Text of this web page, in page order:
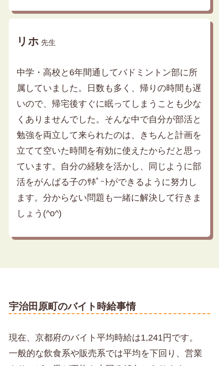
リホ 先生
中学・高校と6年間通してバドミントン部に所
属していました。日数も多く、帰りの時間も遅
いので、帰宅後すぐに眠ってしまうことも少な
くありませんでした。そんな中で自分が部活と
勉強を両立して来られたのは、きちんと計画を
立てて空いた時間を有効に使えたからだと思っ
ています。自分の経験を活かし、同じように部
活をがんばる子のｻﾎﾟｰﾄができるように努力し
ます。分からない問題も一緒に解決して行きま
しょう(^o^)
宇治田原町のバイト時給事情
現在、京都府のバイト平均時給は1,241円です。
一般的な飲食系や販売系では平均を下回り、営業